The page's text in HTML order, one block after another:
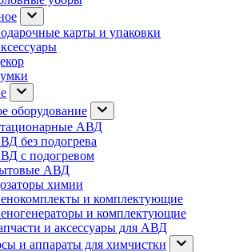
карты и упаковки
оборудование
АВД
без подогрева
с подогревом
АВД
химии
и комплектующие
и комплектующие
и аксессуары для АВД
и аппараты для химчистки